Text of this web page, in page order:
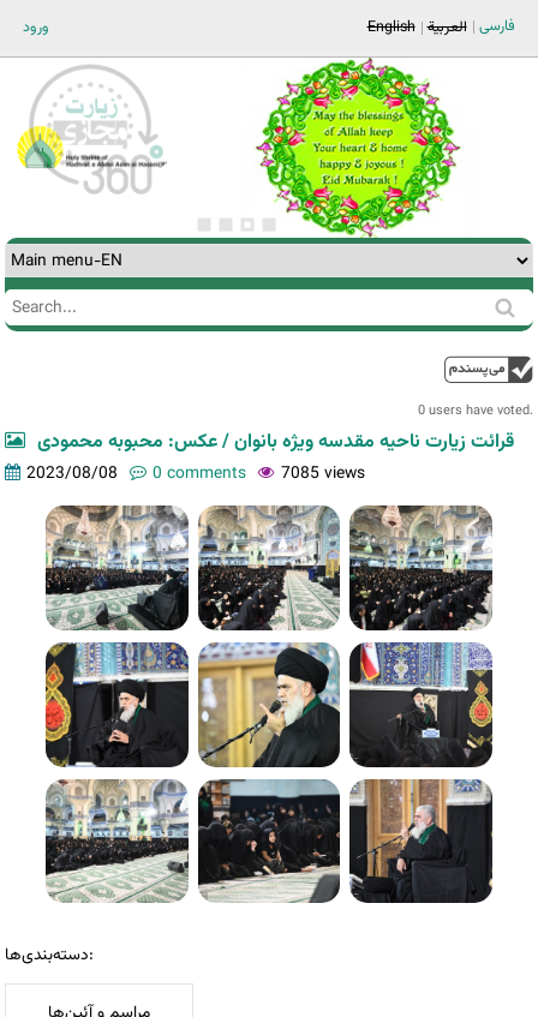
ورود فارسی العربية English
Search
Search
0 users have voted.
قرائت زیارت ناحیه مقدسه ویژه بانوان / عکس: محبوبه محمودی
2023/08/08 0 comments 7085 views
دسته‌بندی‌ها: